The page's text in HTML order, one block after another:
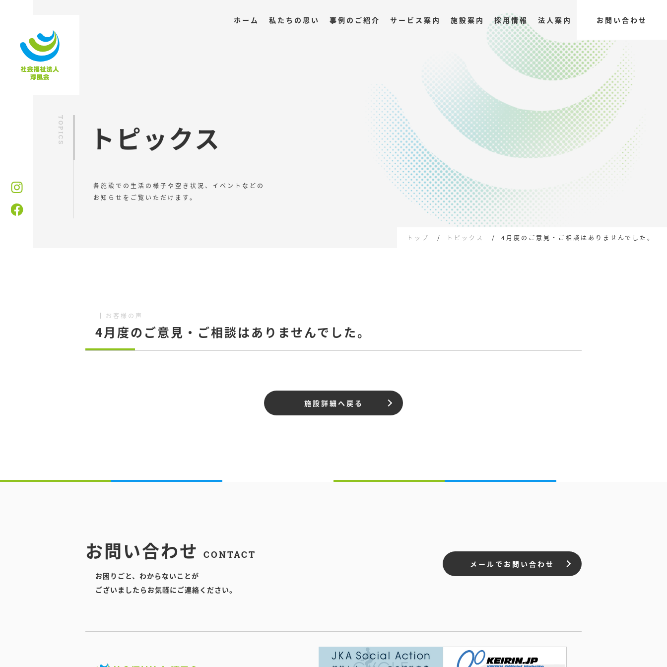
ホーム 私たちの思い 事例のご紹介 サービス案内 施設案内 採用情報 法人案内 お問い合わせ
トピックス
各施設での生活の様子や空き状況、イベントなどの
お知らせをご覧いただけます。
トップ トピックス 4月度のご意見・ご相談はありませんでした。
お客様の声
4月度のご意見・ご相談はありませんでした。
施設詳細へ戻る
お問い合わせ CONTACT
お困りごと、わからないことが
ございましたらお気軽にご連絡ください。
メールでお問い合わせ